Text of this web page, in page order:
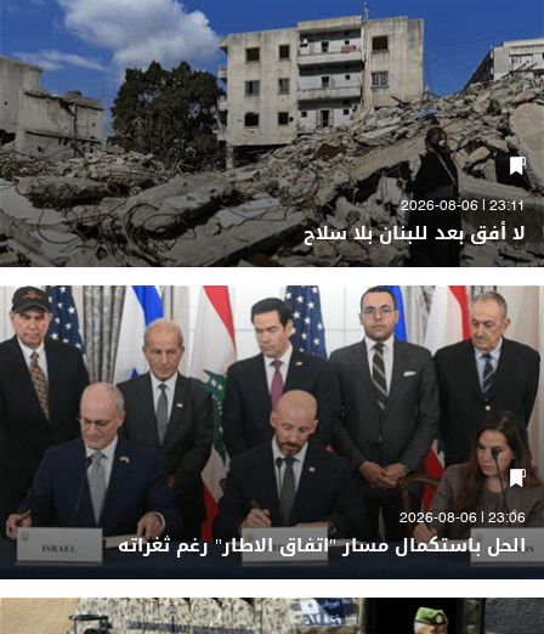
23:11 | 2026-08-06
لا أفق بعد للبنان بلا سلاح
23:06 | 2026-08-06
الحل باستكمال مسار "اتفاق الاطار" رغم ثغراته